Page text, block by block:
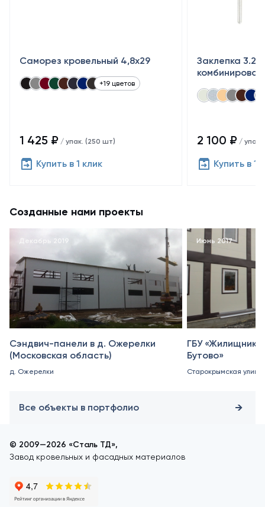
Саморез кровельный 4,8x29
+19 цветов
1 425 ₽ / упак. (250 шт)
Купить в 1 клик
Заклепка
2 100 ₽ / упак.
Купить в 1
Созданные нами проекты
Декабрь 2019
Сэндвич-панели в д. Ожерелки
(Московская область)
д. Ожерелки
Июнь 2017
ГБУ «Жилищник
Бутово»
Старокрымская улица,
Все объекты в портфолио
© 2009—2026 «Сталь ТД»,
Завод кровельных и фасадных материалов